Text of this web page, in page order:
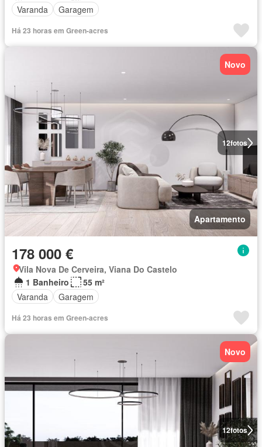
Varanda
Garagem
Há 23 horas em Green-acres
12fotos
Novo
Apartamento
178 000 €
Vila Nova De Cerveira, Viana Do Castelo
1 Banheiro
55 m²
Varanda
Garagem
Há 23 horas em Green-acres
12fotos
Novo